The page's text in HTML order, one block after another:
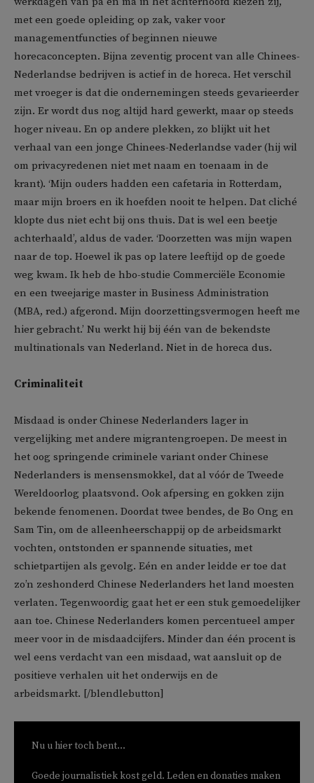
met een goede opleiding op zak, vaker voor
managementfuncties of beginnen nieuwe
horecaconcepten. Bijna zeventig procent van alle Chinees-
Nederlandse bedrijven is actief in de horeca. Het verschil
met vroeger is dat die ondernemingen steeds gevarieerder
zijn. Er wordt dus nog altijd hard gewerkt, maar op steeds
hoger niveau. En op andere plekken, zo blijkt uit het
verhaal van een jonge Chinees-Nederlandse vader (hij wil
om privacyredenen niet met naam en toenaam in de
krant). ‘Mijn ouders hadden een cafetaria in Rotterdam,
maar mijn broers en ik hoefden nooit te helpen. Dat cliché
klopte dus niet echt bij ons thuis. Dat is wel een beetje
achterhaald’, aldus de vader. ‘Doorzetten was mijn wapen
naar de top. Hoewel ik pas op latere leeftijd op de goede
weg kwam. Ik heb de hbo-studie Commerciële Economie
en een tweejarige master in Business Administration
(MBA, red.) afgerond. Mijn doorzettingsvermogen heeft me
hier gebracht.’ Nu werkt hij bij één van de bekendste
multinationals van Nederland. Niet in de horeca dus.
Criminaliteit
Misdaad is onder Chinese Nederlanders lager in
vergelijking met andere migrantengroepen. De meest in
het oog springende criminele variant onder Chinese
Nederlanders is mensensmokkel, dat al vóór de Tweede
Wereldoorlog plaatsvond. Ook afpersing en gokken zijn
bekende fenomenen. Doordat twee bendes, de Bo Ong en
Sam Tin, om de alleenheerschappij op de arbeidsmarkt
vochten, ontstonden er spannende situaties, met
schietpartijen als gevolg. Eén en ander leidde er toe dat
zo’n zeshonderd Chinese Nederlanders het land moesten
verlaten. Tegenwoordig gaat het er een stuk gemoedelijker
aan toe. Chinese Nederlanders komen percentueel amper
meer voor in de misdaadcijfers. Minder dan één procent is
wel eens verdacht van een misdaad, wat aansluit op de
positieve verhalen uit het onderwijs en de
arbeidsmarkt. [/blendlebutton]
Nu u hier toch bent...
Goede journalistiek kost geld. Leden en donaties maken